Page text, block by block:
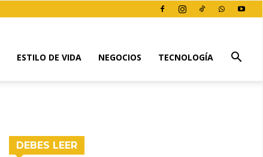
ESTILO DE VIDA NEGOCIOS TECNOLOGÍA
DEBES LEER